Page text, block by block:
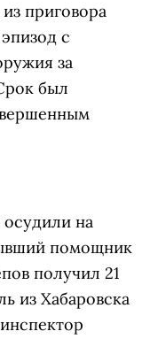
приговора
с
за
был
осудили на
помощник
получил 21
из Хабаровска